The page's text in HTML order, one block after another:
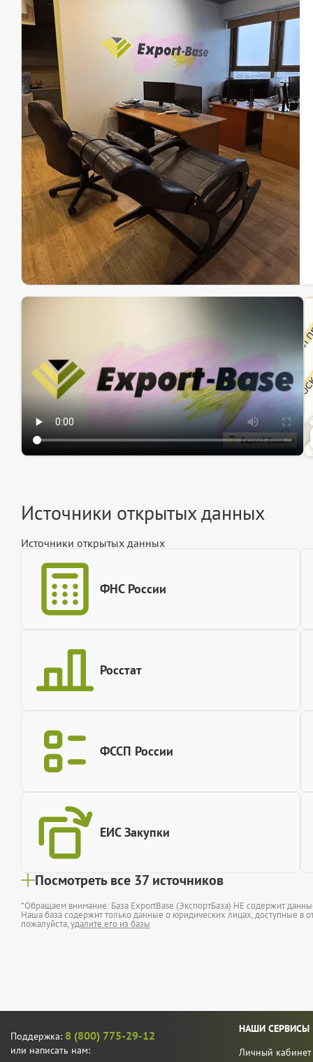
Источники открытых данных
Источники открытых данных
ФНС России
Росстат
ФССП России
ЕИС Закупки
Посмотреть все 37 источников
*Обращаем внимание: База ExportBase (ЭкспортБаза) НЕ содержит
Наша база содержит только данные о юридических лицах, доступные в
пожалуйста,удалите его из базы
Поддержка: 8 (800) 775-29-12
или написать нам:
НАШИ СЕРВИСЫ
Личный кабинет